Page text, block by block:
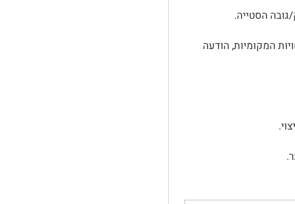
הסטייה.
(לפי חוק הרשויות המקומיות, הודעה